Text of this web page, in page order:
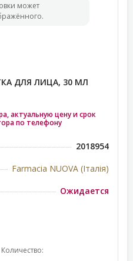
может
ДЛЯ ЛИЦА, 30 МЛ
актуальную цену и срок
по телефону
2018954
Farmacia NUOVA (Італія)
Ожидается
Количество: